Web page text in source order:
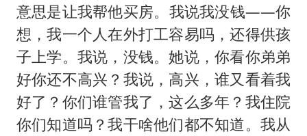
意思是让我帮他买房。我说我没钱——你
想，我一个人在外打工容易吗，还得供孩
子上学。我说，没钱。她说，你看你弟弟
好你还不高兴？我说，高兴，谁又看着我
好了？你们谁管我了，这么多年？我住院
你们知道吗？我干啥他们都不知道。我从